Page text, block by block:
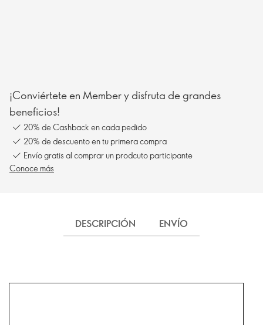
¡Conviértete en Member y disfruta de grandes
beneficios!
20% de Cashback en cada pedido
20% de descuento en tu primera compra
Envío gratis al comprar un prodcuto participante
Conoce más
DESCRIPCIÓN ENVÍO